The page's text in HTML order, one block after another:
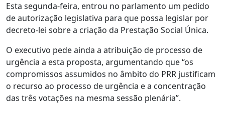
Esta segunda-feira, entrou no parlamento um pedido
de autorização legislativa para que possa legislar por
decreto-lei sobre a criação da Prestação Social Única.
O executivo pede ainda a atribuição de processo de
urgência a esta proposta, argumentando que “os
compromissos assumidos no âmbito do PRR justificam
o recurso ao processo de urgência e a concentração
das três votações na mesma sessão plenária”.